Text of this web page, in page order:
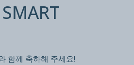
함께 축하해 주세요!